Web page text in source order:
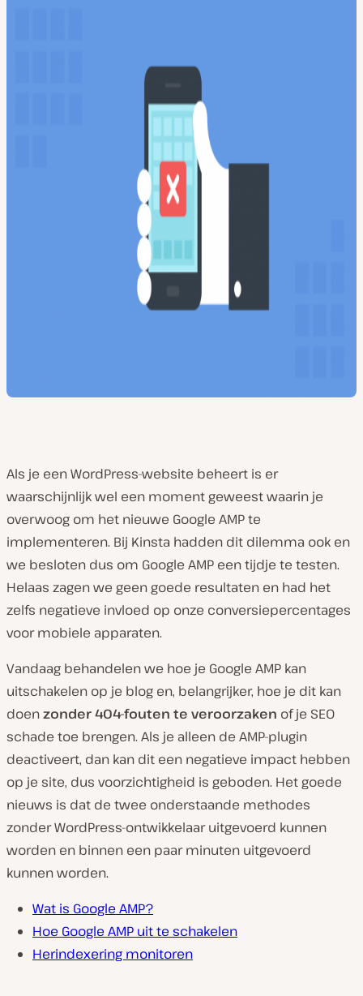
Als je een WordPress-website beheert is er
waarschijnlijk wel een moment geweest waarin je
overwoog om het nieuwe Google AMP te
implementeren. Bij Kinsta hadden dit dilemma ook en
we besloten dus om Google AMP een tijdje te testen.
Helaas zagen we geen goede resultaten en had het
zelfs negatieve invloed op onze conversiepercentages
voor mobiele apparaten.
Vandaag behandelen we hoe je Google AMP kan
uitschakelen op je blog en, belangrijker, hoe je dit kan
doenzonder 404-fouten te veroorzaken of je SEO
schade toe brengen. Als je alleen de AMP-plugin
deactiveert, dan kan dit een negatieve impact hebben
op je site, dus voorzichtigheid is geboden. Het goede
nieuws is dat de twee onderstaande methodes
zonder WordPress-ontwikkelaar uitgevoerd kunnen
worden en binnen een paar minuten uitgevoerd
kunnen worden.
Wat is Google AMP?
Hoe Google AMP uit te schakelen
Herindexering monitoren